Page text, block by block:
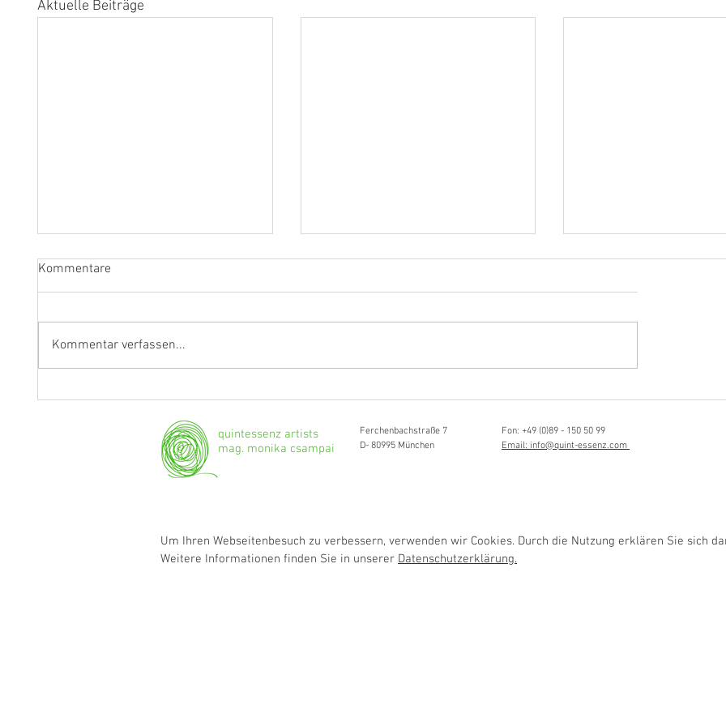
Aktuelle Beiträge
musikalische Grenzgängerin
Kommentare
Kommentar verfassen...
quintessenz artists
mag. monika csampai
Ferchenbachstraße 7
D- 80995 München
Fon: +49 (0)89 - 150 50 99
Email: info@quint-essenz.com
Um Ihren Webseitenbesuch zu verbessern, verwenden wir Cookies. Durch die Nutzung erklären Sie sich
Weitere Informationen finden Sie in unserer Datenschutzerklärung.